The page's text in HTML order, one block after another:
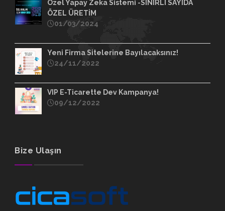
Özel Yapay Zeka Sistemi -SINIRLI SAYIDA
ÖZEL ÜRETİM
01/03/2024
Yeni Firma Sitelerine Bayılacaksınız!
24/11/2022
VIP E-Ticarette Dev Kampanya!
09/12/2022
Bize Ulaşın